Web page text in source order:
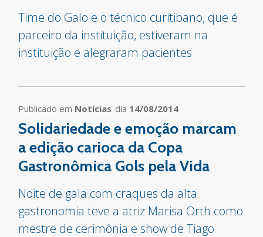
Time do Galo e o técnico curitibano, que é
parceiro da instituição, estiveram na
instituição e alegraram pacientes
Publicado em Notícias dia 14/08/2014
Solidariedade e emoção marcam
a edição carioca da Copa
Gastronômica Gols pela Vida
Noite de gala com craques da alta
gastronomia teve a atriz Marisa Orth como
mestre de cerimônia e show de Tiago